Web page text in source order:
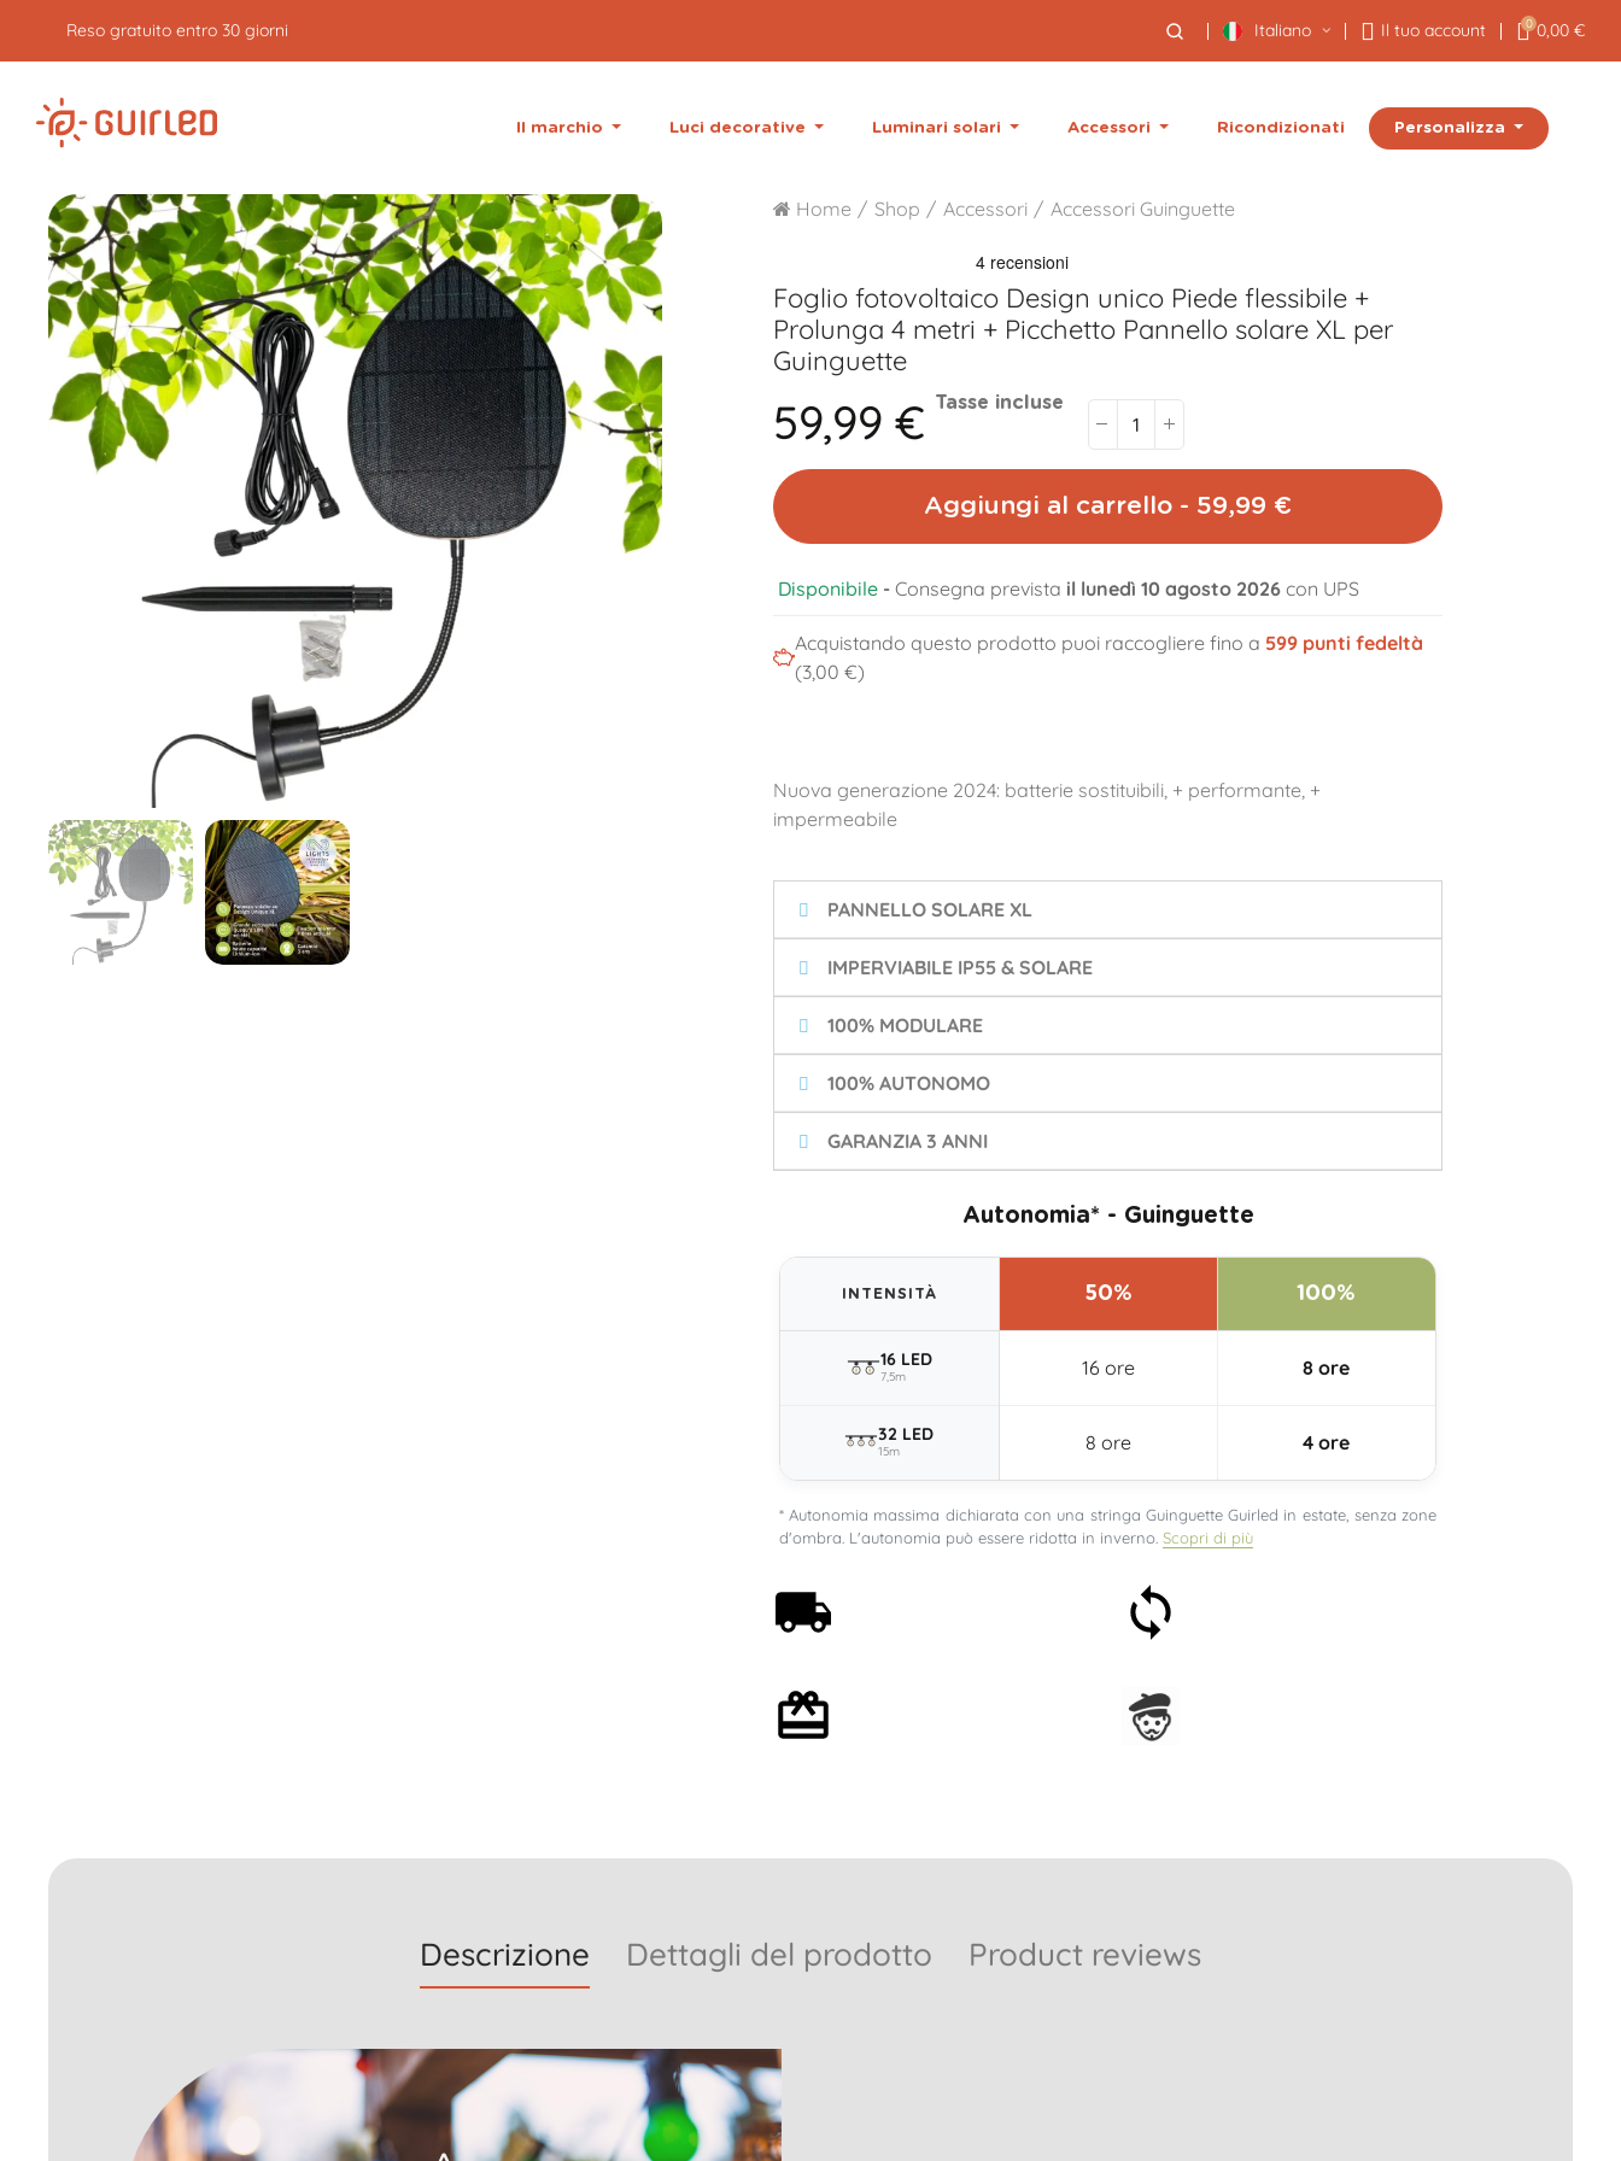
Reso gratuito entro 30 giorni Italiano Il tuo account 0 0,00 €
Il marchio Luci decorative Luminari solari Accessori Ricondizionati Personalizza
Home Shop Accessori Accessori Guinguette
Foglio fotovoltaico Design unico Piede flessibile +
Prolunga 4 metri + PicchettoPannello solare XL per
Guinguette
59,99 € Tasse incluse
Aggiungi al carrello - 59,99 €
Disponibile- Consegna prevista il lunedì 10 agosto 2026 con UPS
Acquistando questo prodotto puoi raccogliere fino a 599 punti fedeltà
(3,00 €)
Nuova generazione 2024: batterie sostituibili, + performante, +
impermeabile
PANNELLO SOLARE XL
IMPERVIABILE IP55 & SOLARE
100% MODULARE
100% AUTONOMO
GARANZIA 3 ANNI
Autonomia* - Guinguette
INTENSITÀ 50% 100%
16 LED
7,5m 16 ore 8 ore
32 LED
15m 8 ore 4 ore
* Autonomia massima dichiarata con una stringa Guinguette Guirled in estate, senza zone
d'ombra. L'autonomia può essere ridotta in inverno. Scopri di più
Descrizione Dettagli del prodotto Product reviews